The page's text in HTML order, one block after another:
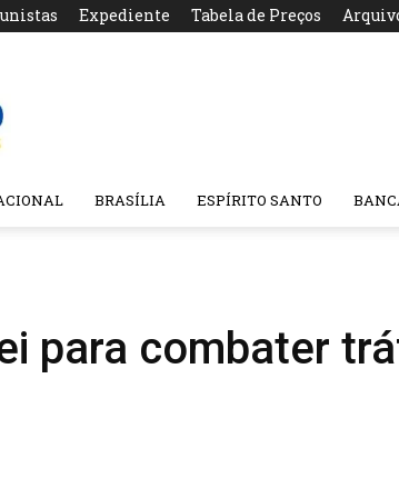
Expediente Tabela de Preços
BRASÍLIA ESPÍRITO SANTO
para combater